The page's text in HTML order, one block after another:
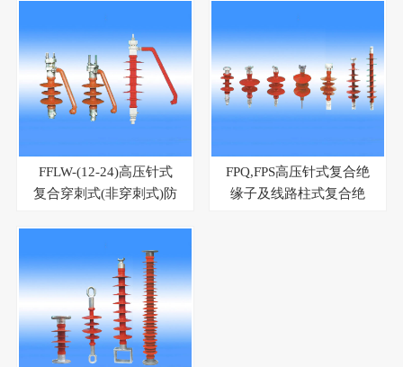
FFLW-(12-24)高压针式
复合穿刺式(非穿刺式)防
FPQ,FPS高压针式复合绝
缘子及线路柱式复合绝